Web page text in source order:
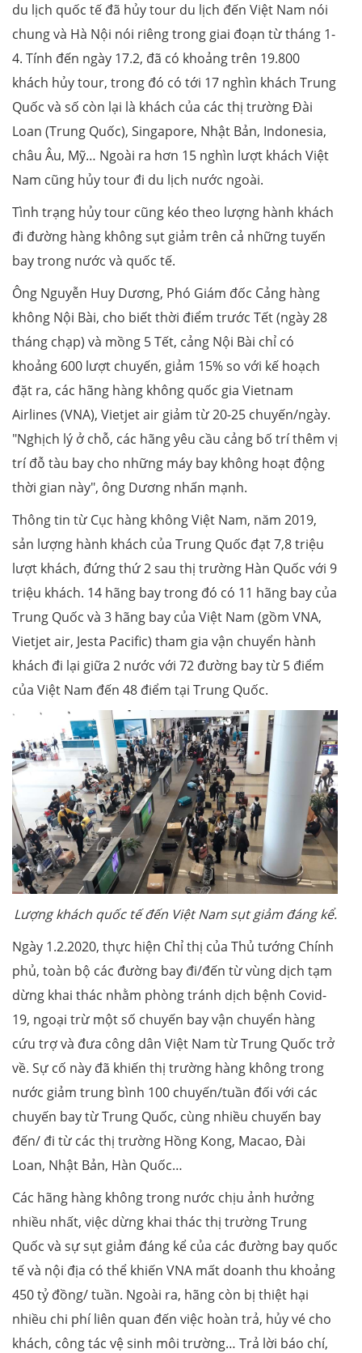
du lịch quốc tế đã hủy tour du lịch đến Việt Nam nói
chung và Hà Nội nói riêng trong giai đoạn từ tháng 1-
4. Tính đến ngày 17.2, đã có khoảng trên 19.800
khách hủy tour, trong đó có tới 17 nghìn khách Trung
Quốc và số còn lại là khách của các thị trường Đài
Loan (Trung Quốc), Singapore, Nhật Bản, Indonesia,
châu Âu, Mỹ… Ngoài ra hơn 15 nghìn lượt khách Việt
Nam cũng hủy tour đi du lịch nước ngoài.
Tình trạng hủy tour cũng kéo theo lượng hành khách
đi đường hàng không sụt giảm trên cả những tuyến
bay trong nước và quốc tế.
Ông Nguyễn Huy Dương, Phó Giám đốc Cảng hàng
không Nội Bài, cho biết thời điểm trước Tết (ngày 28
tháng chạp) và mồng 5 Tết, cảng Nội Bài chỉ có
khoảng 600 lượt chuyến, giảm 15% so với kế hoạch
đặt ra, các hãng hàng không quốc gia Vietnam
Airlines (VNA), Vietjet air giảm từ 20-25 chuyến/ngày.
"Nghịch lý ở chỗ, các hãng yêu cầu cảng bố trí thêm vị
trí đỗ tàu bay cho những máy bay không hoạt động
thời gian này", ông Dương nhấn mạnh.
Thông tin từ Cục hàng không Việt Nam, năm 2019,
sản lượng hành khách của Trung Quốc đạt 7,8 triệu
lượt khách, đứng thứ 2 sau thị trường Hàn Quốc với 9
triệu khách. 14 hãng bay trong đó có 11 hãng bay của
Trung Quốc và 3 hãng bay của Việt Nam (gồm VNA,
Vietjet air, Jesta Pacific) tham gia vận chuyển hành
khách đi lại giữa 2 nước với 72 đường bay từ 5 điểm
của Việt Nam đến 48 điểm tại Trung Quốc.
Lượng khách quốc tế đến Việt Nam sụt giảm đáng kể.
Ngày 1.2.2020, thực hiện Chỉ thị của Thủ tướng Chính
phủ, toàn bộ các đường bay đi/đến từ vùng dịch tạm
dừng khai thác nhằm phòng tránh dịch bệnh Covid-
19, ngoại trừ một số chuyến bay vận chuyển hàng
cứu trợ và đưa công dân Việt Nam từ Trung Quốc trở
về. Sự cố này đã khiến thị trường hàng không trong
nước giảm trung bình 100 chuyến/tuần đối với các
chuyến bay từ Trung Quốc, cùng nhiều chuyến bay
đến/ đi từ các thị trường Hồng Kong, Macao, Đài
Loan, Nhật Bản, Hàn Quốc…
Các hãng hàng không trong nước chịu ảnh hưởng
nhiều nhất, việc dừng khai thác thị trường Trung
Quốc và sự sụt giảm đáng kể của các đường bay quốc
tế và nội địa có thể khiến VNA mất doanh thu khoảng
450 tỷ đồng/ tuần. Ngoài ra, hãng còn bị thiệt hại
nhiều chi phí liên quan đến việc hoàn trả, hủy vé cho
khách, công tác vệ sinh môi trường… Trả lời báo chí,